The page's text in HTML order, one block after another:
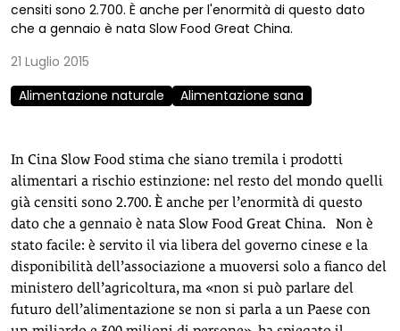
censiti sono 2.700. È anche per l'enormità di questo dato
che a gennaio è nata Slow Food Great China.
21 Luglio 2015
Alimentazione naturale
Alimentazione sana
In Cina Slow Food stima che siano tremila i prodotti
alimentari a rischio estinzione: nel resto del mondo quelli
già censiti sono 2.700. È anche per l’enormità di questo
dato che a gennaio è nata Slow Food Great China. Non è
stato facile: è servito il via libera del governo cinese e la
disponibilità dell’associazione a muoversi solo a fianco del
ministero dell’agricoltura, ma «non si può parlare del
futuro dell’alimentazione se non si parla a un Paese con